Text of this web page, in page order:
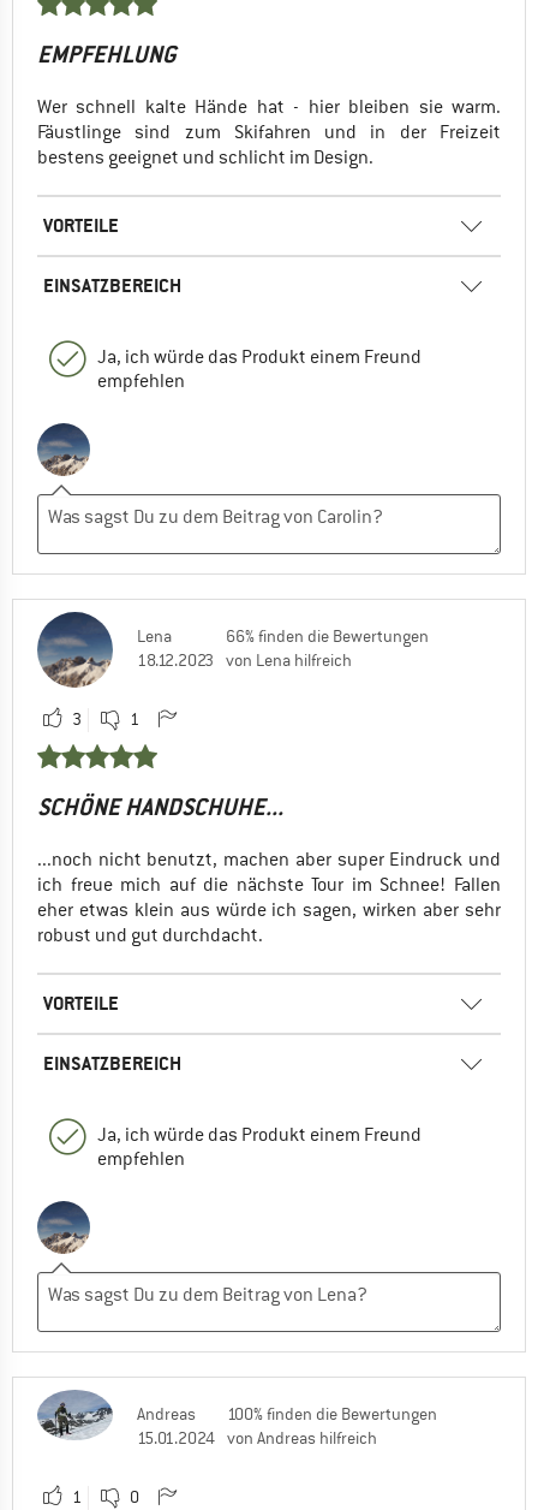
EMPFEHLUNG
Wer schnell kalte Hände hat - hier bleiben sie warm.
Fäustlinge sind zum Skifahren und in der Freizeit
bestens geeignet und schlicht im Design.
VORTEILE
EINSATZBEREICH
Ja, ich würde das Produkt einem Freund
empfehlen
Lena
18.12.2023
66% finden die Bewertungen
von Lena hilfreich
3 1
SCHÖNE HANDSCHUHE...
...noch nicht benutzt, machen aber super Eindruck und
ich freue mich auf die nächste Tour im Schnee! Fallen
eher etwas klein aus würde ich sagen, wirken aber sehr
robust und gut durchdacht.
VORTEILE
EINSATZBEREICH
Ja, ich würde das Produkt einem Freund
empfehlen
Andreas
15.01.2024
100% finden die Bewertungen
von Andreas hilfreich
1 0